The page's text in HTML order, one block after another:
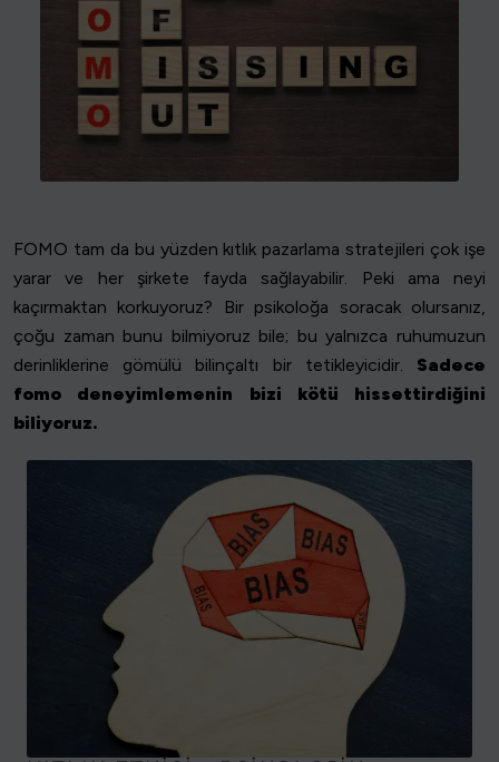
FOMO tam da bu yüzden kıtlık pazarlama stratejileri çok işe
yarar ve her şirkete fayda sağlayabilir. Peki ama neyi
kaçırmaktan korkuyoruz? Bir psikoloğa soracak olursanız,
çoğu zaman bunu bilmiyoruz bile; bu yalnızca ruhumuzun
derinliklerine gömülü bilinçaltı bir tetikleyicidir. Sadece
fomo deneyimlemenin bizi kötü hissettirdiğini
biliyoruz.